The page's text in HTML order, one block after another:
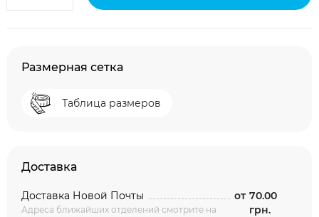
Размерная сетка
Таблица размеров
Доставка
Доставка Новой Почты
Адреса ближайших отделений смотрите на
от 70.00
грн.